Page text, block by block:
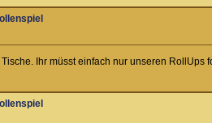
Ihr müsst einfach nur unseren